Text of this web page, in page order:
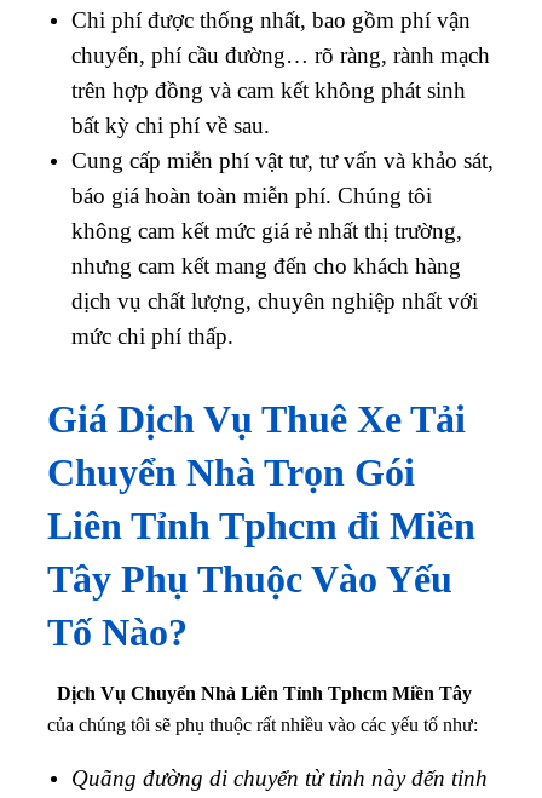
Chi phí được thống nhất, bao gồm phí vận
chuyển, phí cầu đường… rõ ràng, rành mạch
trên hợp đồng và cam kết không phát sinh
bất kỳ chi phí về sau.
Cung cấp miễn phí vật tư, tư vấn và khảo sát,
báo giá hoàn toàn miễn phí. Chúng tôi
không cam kết mức giá rẻ nhất thị trường,
nhưng cam kết mang đến cho khách hàng
dịch vụ chất lượng, chuyên nghiệp nhất với
mức chi phí thấp.
Giá Dịch Vụ Thuê Xe Tải
Chuyển Nhà Trọn Gói
Liên Tỉnh Tphcm đi Miền
Tây Phụ Thuộc Vào Yếu
Tố Nào?
Dịch Vụ Chuyển Nhà Liên Tỉnh Tphcm Miền Tây
của chúng tôi sẽ phụ thuộc rất nhiều vào các yếu tố như:
Quãng đường di chuyển từ tỉnh này đến tỉnh